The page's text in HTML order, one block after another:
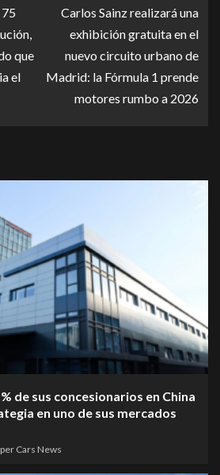
que
el
Carlos Sainz realizará una
exhibición gratuita en el
nuevo circuito urbano de
Madrid: la Fórmula 1 prende
motores rumbo a 2026
de sus concesionarios en China
en uno de sus mercados
Cars News